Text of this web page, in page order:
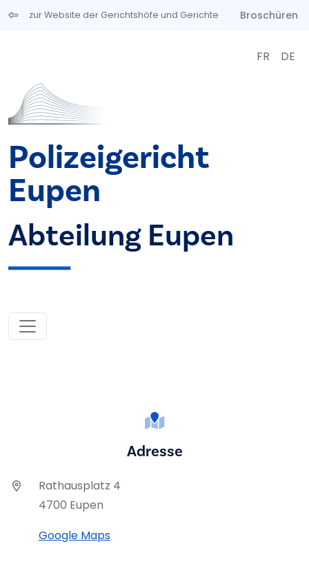
Direkt zum Inhalt
zur Website der Gerichtshöfe und Gerichte Broschüren
FR DE
Polizeigericht
Eupen
Abteilung Eupen
Adresse
Rathausplatz 4
4700 Eupen
Google Maps